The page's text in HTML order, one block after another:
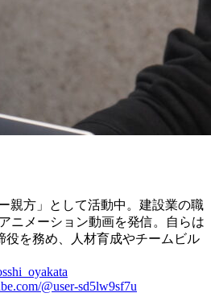
親方」として活動中。建設業の職
ニメーション動画を発信。自らは
役を務め、人材育成やチームビル
@user-sd5lw9sf7u